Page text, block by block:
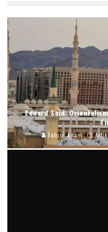
Edward Said:
Fahrul Anam